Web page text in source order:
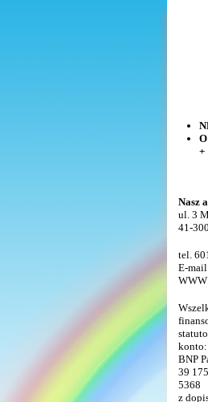
+
Nasz
ul. 3
41-
tel.
E-
konto:
BNP
39
5368
z